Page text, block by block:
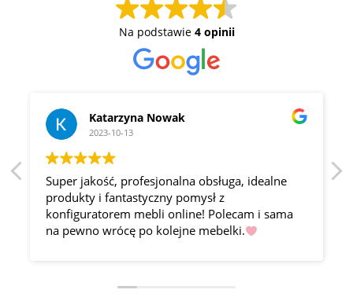
Na podstawie 4 opinii
Katarzyna Nowak
2023-10-13
Super jakość, profesjonalna obsługa, idealne
produkty i fantastyczny pomysł z
konfiguratorem mebli online! Polecam i sama
na pewno wrócę po kolejne mebelki.